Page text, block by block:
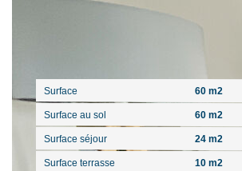
Surface 60 m2
Surface au sol 60 m2
Surface séjour 24 m2
Surface terrasse 10 m2